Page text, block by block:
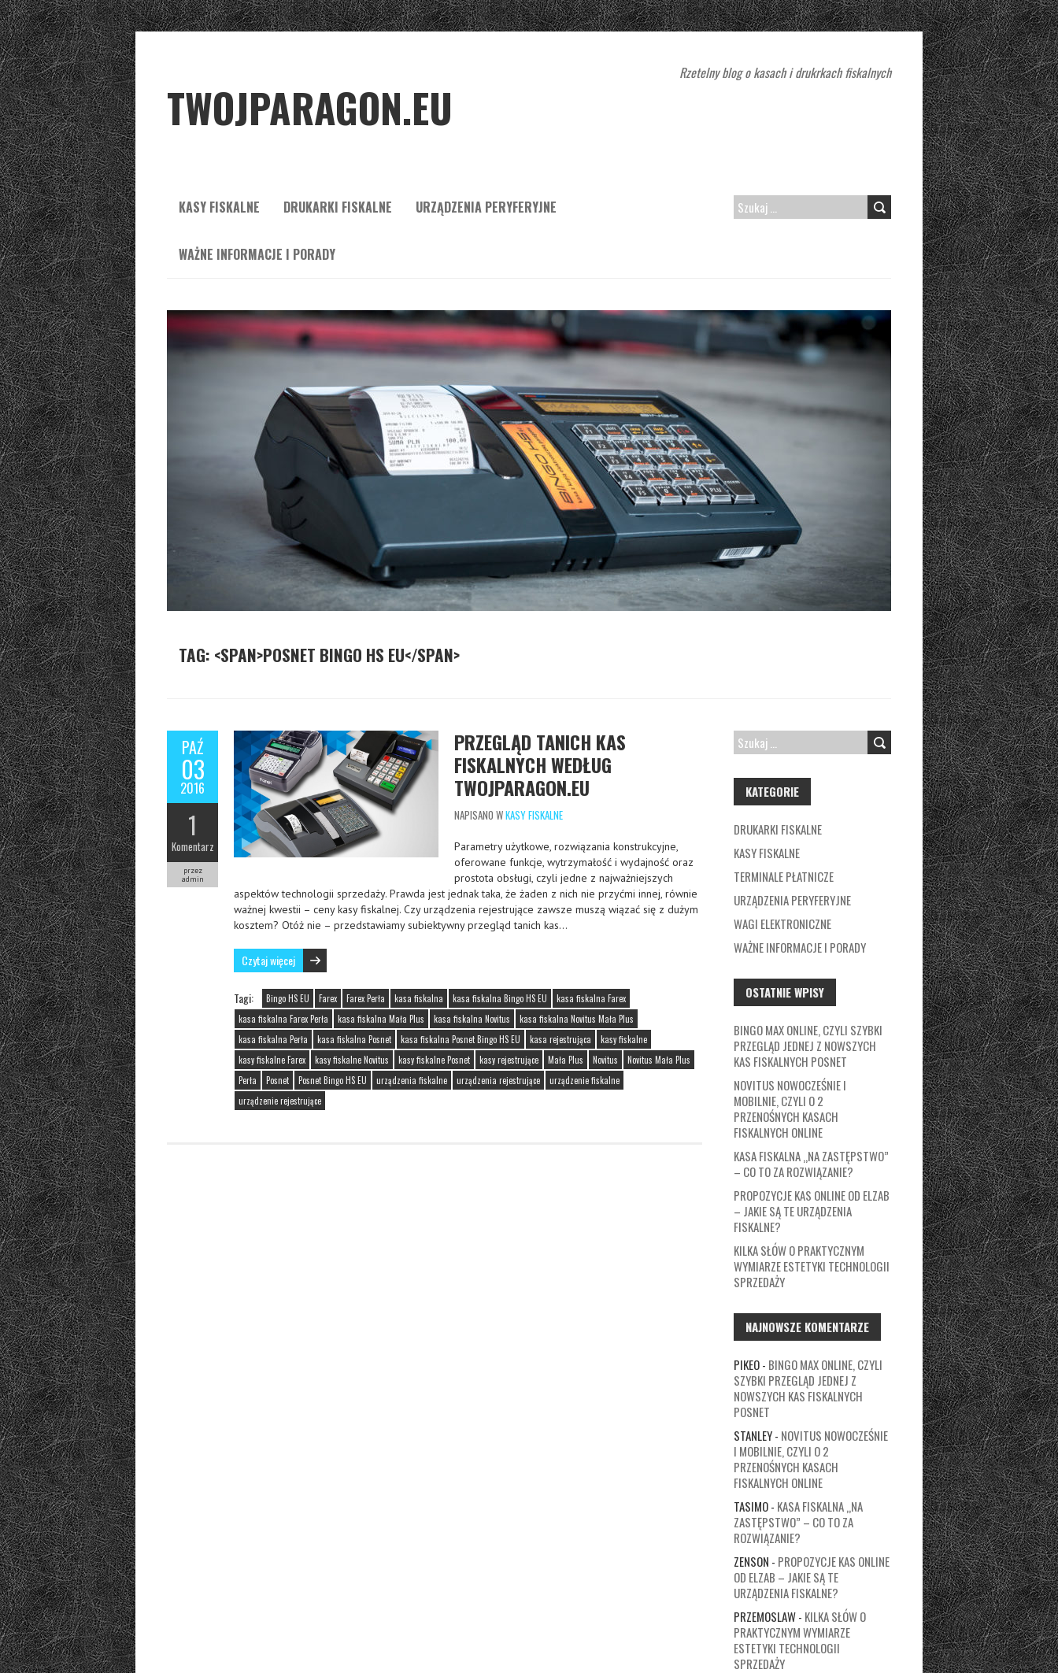
TWOJPARAGON.EU
Rzetelny blog o kasach i drukrkach fiskalnych
KASY FISKALNE DRUKARKI FISKALNE URZĄDZENIA PERYFERYJNE
WAŻNE INFORMACJE I PORADY
SZUKAJ:
TAG: <SPAN>POSNET BINGO HS EU</SPAN>
PAŹ
03
2016
1
Komentarz
przez
admin
PRZEGLĄD TANICH KAS
FISKALNYCH WEDŁUG
TWOJPARAGON.EU
NAPISANO WKASY FISKALNE
Parametry użytkowe, rozwiązania konstrukcyjne,
oferowane funkcje, wytrzymałość i wydajność oraz
prostota obsługi, czyli jedne z najważniejszych
aspektów technologii sprzedaży. Prawda jest jednak taka, że żaden z nich nie przyćmi innej, równie
ważnej kwestii – ceny kasy fiskalnej. Czy urządzenia rejestrujące zawsze muszą wiązać się z dużym
kosztem? Otóż nie – przedstawiamy subiektywny przegląd tanich kas…
Czytaj więcej
Tagi: Bingo HS EU Farex Farex Perła kasa fiskalna kasa fiskalna Bingo HS EU
kasa fiskalna Farex
kasa fiskalna Farex Perła
kasa fiskalna Mała Plus kasa fiskalna Novitus
kasa fiskalna Novitus Mała Plus
kasa fiskalna Perła
kasa fiskalna Posnet kasa fiskalna Posnet Bingo HS EU kasa rejestrująca
kasy fiskalne
kasy fiskalne Farex
kasy fiskalne Novitus kasy fiskalne Posnet kasy rejestrujące Mała Plus Novitus
Novitus Mała Plus
Perła
Posnet Posnet Bingo HS EU urządzenia fiskalne urządzenia rejestrujące
urządzenie fiskalne
urządzenie rejestrujące
SZUKAJ:
KATEGORIE
DRUKARKI FISKALNE
KASY FISKALNE
TERMINALE PŁATNICZE
URZĄDZENIA PERYFERYJNE
WAGI ELEKTRONICZNE
WAŻNE INFORMACJE I PORADY
OSTATNIE WPISY
BINGO MAX ONLINE, CZYLI SZYBKI
PRZEGLĄD JEDNEJ Z NOWSZYCH
KAS FISKALNYCH POSNET
NOVITUS NOWOCZEŚNIE I
MOBILNIE, CZYLI O 2
PRZENOŚNYCH KASACH
FISKALNYCH ONLINE
KASA FISKALNA „NA ZASTĘPSTWO”
– CO TO ZA ROZWIĄZANIE?
PROPOZYCJE KAS ONLINE OD ELZAB
– JAKIE SĄ TE URZĄDZENIA
FISKALNE?
KILKA SŁÓW O PRAKTYCZNYM
WYMIARZE ESTETYKI TECHNOLOGII
SPRZEDAŻY
NAJNOWSZE KOMENTARZE
PIKEO- BINGO MAX ONLINE, CZYLI
SZYBKI PRZEGLĄD JEDNEJ Z
NOWSZYCH KAS FISKALNYCH
POSNET
STANLEY- NOVITUS NOWOCZEŚNIE
I MOBILNIE, CZYLI O 2
PRZENOŚNYCH KASACH
FISKALNYCH ONLINE
TASIMO- KASA FISKALNA „NA
ZASTĘPSTWO” – CO TO ZA
ROZWIĄZANIE?
ZENSON - PROPOZYCJE KAS ONLINE
OD ELZAB – JAKIE SĄ TE
URZĄDZENIA FISKALNE?
PRZEMOSLAW- KILKA SŁÓW O
PRAKTYCZNYM WYMIARZE
ESTETYKI TECHNOLOGII
SPRZEDAŻY